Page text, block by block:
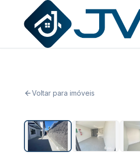
JVR Imóveis
Voltar para imóveis